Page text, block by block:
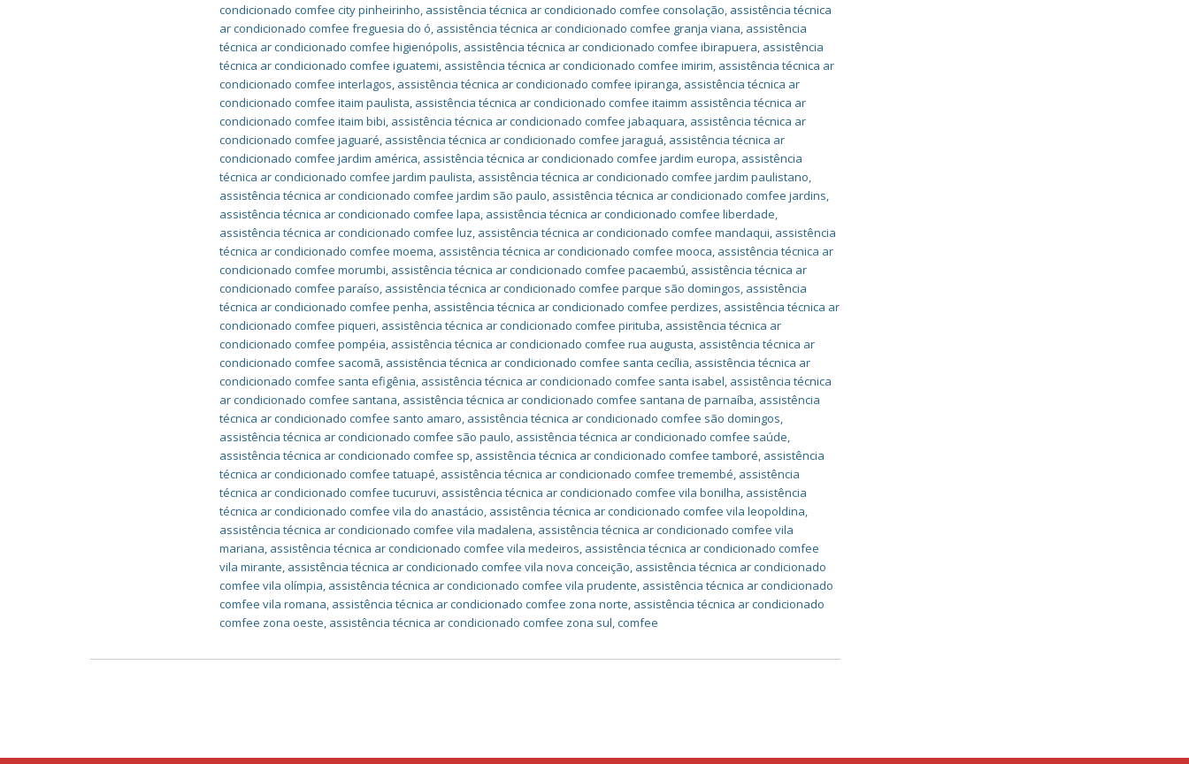
condicionado comfee city pinheirinho, assistência técnica ar condicionado comfee consolação, assistência técnica
ar condicionado comfee freguesia do ó, assistência técnica ar condicionado comfee granja viana, assistência
técnica ar condicionado comfee higienópolis, assistência técnica ar condicionado comfee ibirapuera, assistência
técnica ar condicionado comfee iguatemi, assistência técnica ar condicionado comfee imirim, assistência técnica ar
condicionado comfee interlagos, assistência técnica ar condicionado comfee ipiranga, assistência técnica ar
condicionado comfee itaim paulista, assistência técnica ar condicionado comfee itaimm assistência técnica ar
condicionado comfee itaim bibi, assistência técnica ar condicionado comfee jabaquara, assistência técnica ar
condicionado comfee jaguaré, assistência técnica ar condicionado comfee jaraguá, assistência técnica ar
condicionado comfee jardim américa, assistência técnica ar condicionado comfee jardim europa, assistência
técnica ar condicionado comfee jardim paulista, assistência técnica ar condicionado comfee jardim paulistano,
assistência técnica ar condicionado comfee jardim são paulo, assistência técnica ar condicionado comfee jardins,
assistência técnica ar condicionado comfee lapa, assistência técnica ar condicionado comfee liberdade,
assistência técnica ar condicionado comfee luz, assistência técnica ar condicionado comfee mandaqui, assistência
técnica ar condicionado comfee moema, assistência técnica ar condicionado comfee mooca, assistência técnica ar
condicionado comfee morumbi, assistência técnica ar condicionado comfee pacaembú, assistência técnica ar
condicionado comfee paraíso, assistência técnica ar condicionado comfee parque são domingos, assistência
técnica ar condicionado comfee penha, assistência técnica ar condicionado comfee perdizes, assistência técnica ar
condicionado comfee piqueri, assistência técnica ar condicionado comfee pirituba, assistência técnica ar
condicionado comfee pompéia, assistência técnica ar condicionado comfee rua augusta, assistência técnica ar
condicionado comfee sacomã, assistência técnica ar condicionado comfee santa cecília, assistência técnica ar
condicionado comfee santa efigênia, assistência técnica ar condicionado comfee santa isabel, assistência técnica
ar condicionado comfee santana, assistência técnica ar condicionado comfee santana de parnaíba, assistência
técnica ar condicionado comfee santo amaro, assistência técnica ar condicionado comfee são domingos,
assistência técnica ar condicionado comfee são paulo, assistência técnica ar condicionado comfee saúde,
assistência técnica ar condicionado comfee sp, assistência técnica ar condicionado comfee tamboré, assistência
técnica ar condicionado comfee tatuapé, assistência técnica ar condicionado comfee tremembé, assistência
técnica ar condicionado comfee tucuruvi, assistência técnica ar condicionado comfee vila bonilha, assistência
técnica ar condicionado comfee vila do anastácio, assistência técnica ar condicionado comfee vila leopoldina,
assistência técnica ar condicionado comfee vila madalena, assistência técnica ar condicionado comfee vila
mariana, assistência técnica ar condicionado comfee vila medeiros, assistência técnica ar condicionado comfee
vila mirante, assistência técnica ar condicionado comfee vila nova conceição, assistência técnica ar condicionado
comfee vila olímpia, assistência técnica ar condicionado comfee vila prudente, assistência técnica ar condicionado
comfee vila romana, assistência técnica ar condicionado comfee zona norte, assistência técnica ar condicionado
comfee zona oeste, assistência técnica ar condicionado comfee zona sul,comfee